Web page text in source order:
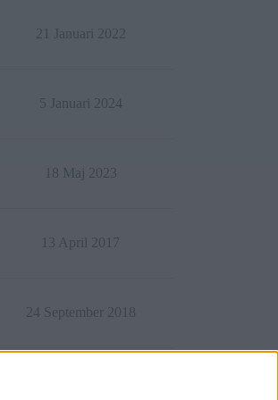
21 Januari 2022
5 Januari 2024
18 Maj 2023
13 April 2017
24 September 2018